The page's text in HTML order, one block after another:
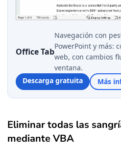
Office Tab
Navegación con
PowerPoint y más:
web, con cambios
ventana.
Descarga gratuita
Más
Eliminar todas las
mediante VBA